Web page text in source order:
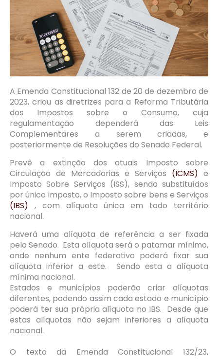
A Emenda Constitucional 132 de 20 de dezembro de
2023, criou as diretrizes para a Reforma Tributária
dos Impostos sobre o Consumo, cuja
regulamentação dependerá das Leis
Complementares a serem criadas, e
posteriormente de Resoluções do Senado Federal.
Prevê a extinção dos atuais Imposto sobre
Circulação de Mercadorias e Serviços (ICMS) e
Imposto Sobre Serviços (ISS), sendo substituídos
por único imposto, o Imposto sobre bens e Serviços
(IBS) , com alíquota única em todo território
nacional.
Haverá uma alíquota de referência a ser fixada
pelo Senado. Esta alíquota será o patamar mínimo,
onde nenhum ente federativo poderá fixar sua
alíquota inferior a este. Sendo esta a alíquota
mínima nacional.
Estados e municípios poderão criar alíquotas
diferentes, podendo assim cada estado e município
poderá ter sua própria alíquota no IBS. Desde que
estas alíquotas não sejam inferiores a alíquota
nacional.
O texto da Emenda Constitucional 132/23,